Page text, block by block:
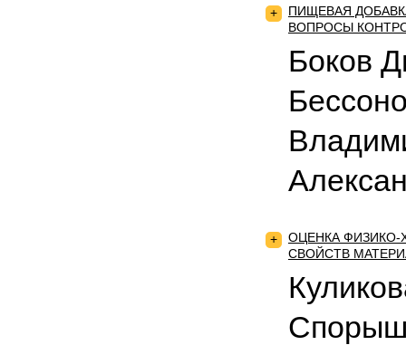
+
ПИЩЕВАЯ
ВОПРОСЫ
Боков
+
ОЦЕНКА ФИЗИКО-
СВОЙСТВ